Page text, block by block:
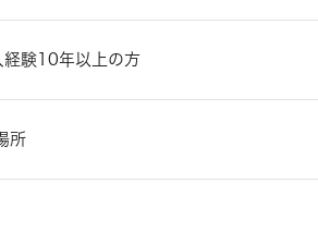
験10年以上の方
所